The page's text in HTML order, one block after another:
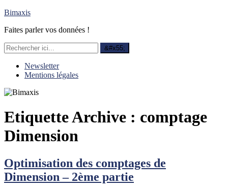
Bimaxis
Faites parler vos données !
Newsletter
Mentions légales
Etiquette Archive : comptage
Dimension
Optimisation des comptages de
Dimension – 2ème partie